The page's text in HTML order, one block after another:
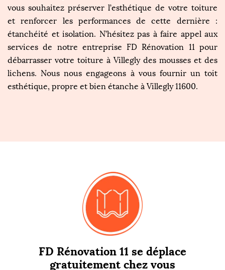
vous souhaitez préserver l’esthétique de votre toiture
et renforcer les performances de cette dernière :
étanchéité et isolation. N’hésitez pas à faire appel aux
services de notre entreprise FD Rénovation 11 pour
débarrasser votre toiture à Villegly des mousses et des
lichens. Nous nous engageons à vous fournir un toit
esthétique, propre et bien étanche à Villegly 11600.
FD Rénovation 11 se déplace
gratuitement chez vous